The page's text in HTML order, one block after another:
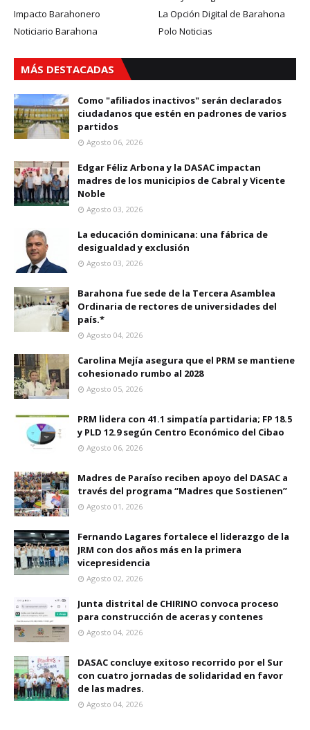
Impacto Barahonero
La Opción Digital de Barahona
Noticiario Barahona
Polo Noticias
MÁS DESTACADAS
Como "afiliados inactivos" serán declarados
ciudadanos que estén en padrones de varios
partidos
Agosto 06, 2026
Edgar Féliz Arbona y la DASAC impactan
madres de los municipios de Cabral y Vicente
Noble
Agosto 03, 2026
La educación dominicana: una fábrica de
desigualdad y exclusión
Agosto 03, 2026
Barahona fue sede de la Tercera Asamblea
Ordinaria de rectores de universidades del
país.*
Agosto 04, 2026
Carolina Mejía asegura que el PRM se mantiene
cohesionado rumbo al 2028
Agosto 05, 2026
PRM lidera con 41.1 simpatía partidaria; FP 18.5
y PLD 12.9 según Centro Económico del Cibao
Agosto 06, 2026
Madres de Paraíso reciben apoyo del DASAC a
través del programa “Madres que Sostienen”
Agosto 01, 2026
Fernando Lagares fortalece el liderazgo de la
JRM con dos años más en la primera
vicepresidencia
Agosto 02, 2026
Junta distrital de CHIRINO convoca proceso
para construcción de aceras y contenes
Agosto 04, 2026
DASAC concluye exitoso recorrido por el Sur
con cuatro jornadas de solidaridad en favor
de las madres.
Agosto 04, 2026